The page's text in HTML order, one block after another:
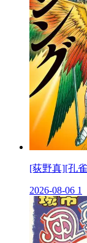
[荻野真][孔
2026-08-06 1